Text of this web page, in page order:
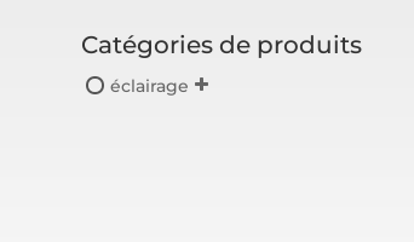
Catégories de produits
éclairage